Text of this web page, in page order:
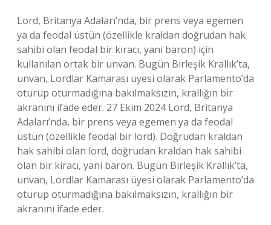
Lord, Britanya Adaları’nda, bir prens veya egemen
ya da feodal üstün (özellikle kraldan doğrudan hak
sahibi olan feodal bir kiracı, yani baron) için
kullanılan ortak bir unvan. Bugün Birleşik Krallık’ta,
unvan, Lordlar Kamarası üyesi olarak Parlamento’da
oturup oturmadığına bakılmaksızın, krallığın bir
akranını ifade eder. 27 Ekim 2024 Lord, Britanya
Adaları’nda, bir prens veya egemen ya da feodal
üstün (özellikle feodal bir lord). Doğrudan kraldan
hak sahibi olan lord, doğrudan kraldan hak sahibi
olan bir kiracı, yani baron. Bugün Birleşik Krallık’ta,
unvan, Lordlar Kamarası üyesi olarak Parlamento’da
oturup oturmadığına bakılmaksızın, krallığın bir
akranını ifade eder.